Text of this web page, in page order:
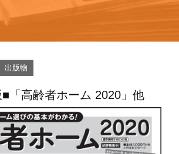
出版物
「高齢者ホーム 2020」他